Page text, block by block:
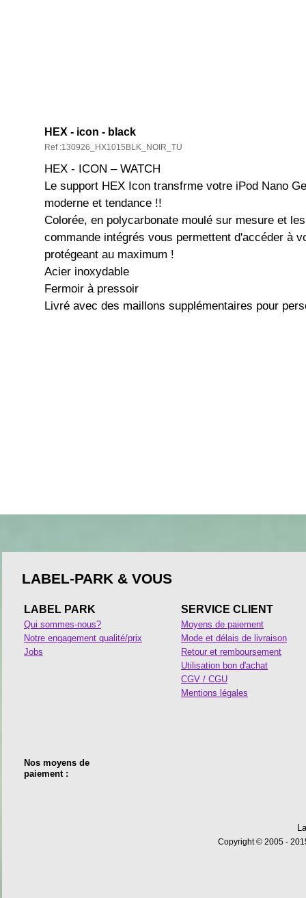
HEX - icon - black
Ref :130926_HX1015BLK_NOIR_TU
HEX - ICON – WATCH
Le support HEX Icon transfrme votre iPod Nano
moderne et tendance !!
Colorée, en polycarbonate moulé sur mesure et
commande intégrés vous permettent d'accéder à
protégeant au maximum !
Acier inoxydable
Fermoir à pressoir
Livré avec des maillons supplémentaires pour
LABEL-PARK & VOUS
LABEL PARK
Qui sommes-nous?
Notre engagement qualité/prix
Jobs
SERVICE CLIENT
Moyens de paiement
Mode et délais de livraison
Retour et remboursement
Utilisation bon d'achat
CGV / CGU
Mentions légales
Nos moyens de
paiement :
Copyright © 2005 -